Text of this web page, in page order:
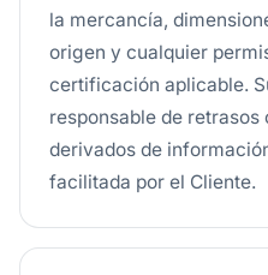
la mercancía,
origen y cualquier
certificación aplicable.
responsable de
derivados de
facilitada por el Cliente.